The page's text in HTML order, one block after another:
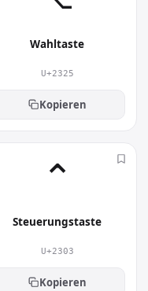
dargestellt.
und
Wahltaste
U+2325
Kopieren
⌃︎
Steuerungstaste
U+2303
Kopieren